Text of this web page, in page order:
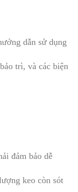
dẫn sử dụng
trì, và các biện
đảm bảo dễ
keo còn sót